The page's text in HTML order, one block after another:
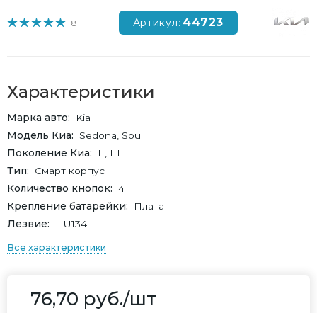
8 Артикул: 44723
Характеристики
Марка авто
Kia
Модель Киа
Sedona, Soul
Поколение Киа
II, III
Тип
Смарт корпус
Количество кнопок
4
Крепление батарейки
Плата
Лезвие
HU134
Все характеристики
76,70 руб./шт